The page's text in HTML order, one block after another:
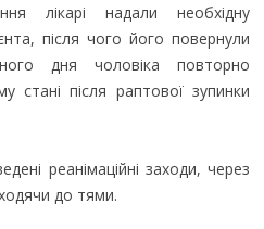
лікарі надали необхідну
після чого його повернули
дня чоловіка повторно
стані після раптової зупинки
реанімаційні заходи, через
до тями.